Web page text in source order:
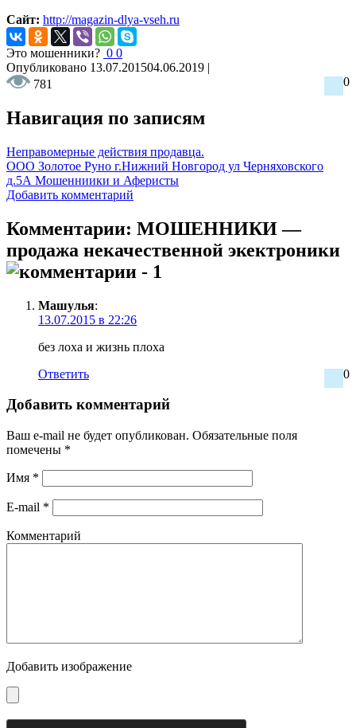
Сайт: http://magazin-dlya-vseh.ru
Это мошенники? 0 0
Опубликовано 13.07.201504.06.2019 |
781
0
Навигация по записям
Неправомерные действия продавца.
ООО Золотое Руно г.Нижний Новгород ул Черняховского
д.5А Мошенниики и Аферисты
Добавить комментарий
Комментарии: МОШЕННИКИ —
продажа некачественной экектроники
- 1
Машулья:
13.07.2015 в 22:26
без лоха и жизнь плоха
0
Ответить
Добавить комментарий
Ваш e-mail не будет опубликован. Обязательные поля
помечены *
Имя *
E-mail *
Комментарий
Добавить изображение